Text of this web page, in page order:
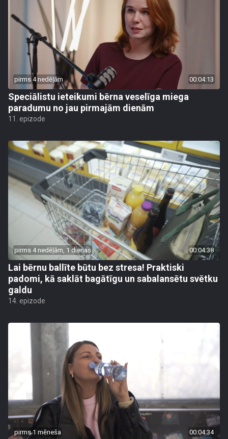
pirms 4 nedēļām 00:04:13
Speciālistu ieteikumi bērna veselīga miega
paradumu no jau pirmajām dienām
11. epizode
pirms 4 nedēļām, 1 dienas 00:04:38
Lai bērnu ballīte būtu bez stresa! Praktiski
padomi, kā saklāt bagātīgu un sabalansētu svētku
galdu
14. epizode
pirms 1 mēneša 00:04:34